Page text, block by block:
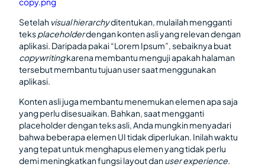
Setelah visual hierarchyditentukan, mulailah mengganti
teksplaceholderdengan konten asli yang relevan dengan
aplikasi. Daripada pakai “Lorem Ipsum”, sebaiknya buat
copywritingkarena membantu menguji apakah halaman
tersebut membantu tujuan user saat menggunakan
aplikasi.
Konten asli juga membantu menemukan elemen apa saja
yang perlu disesuaikan. Bahkan, saat mengganti
placeholder dengan teks asli, Anda mungkin menyadari
bahwa beberapa elemen UI tidak diperlukan. Inilah waktu
yang tepat untuk menghapus elemen yang tidak perlu
demi meningkatkan fungsi layout danuser experience.